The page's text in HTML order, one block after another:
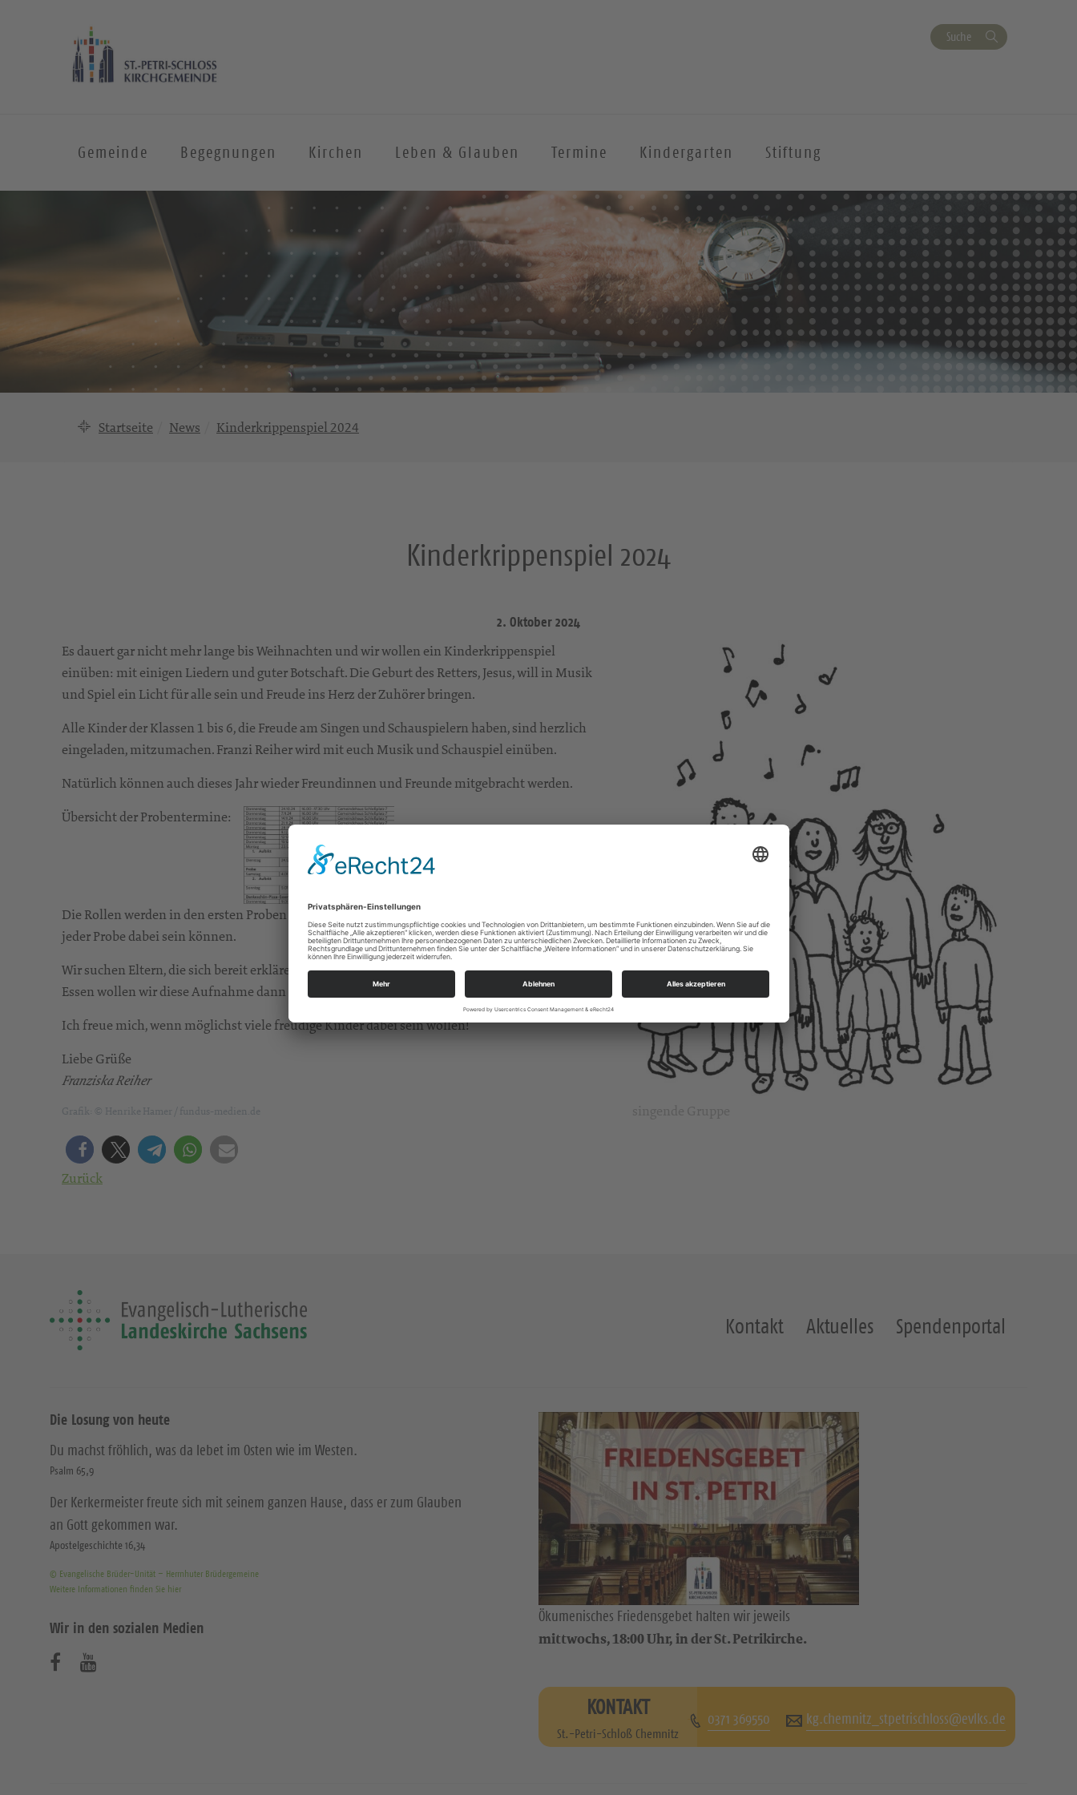
Suche
Gemeinde Begegnungen Kirchen Leben & Glauben Termine Kindergarten Stiftung
Startseite News Kinderkrippenspiel 2024
Kinderkrippenspiel 2024
2. Oktober 2024
Es dauert gar nicht mehr lange bis Weihnachten und wir wollen ein Kinderkrippenspiel
einüben: mit einigen Liedern und guter Botschaft. Die Geburt des Retters, Jesus, will in Musik
und Spiel ein Licht für alle sein und Freude ins Herz der Zuhörer bringen.
Alle Kinder der Klassen 1 bis 6, die Freude am Singen und Schauspielern haben, sind herzlich
eingeladen, mitzumachen. Franzi Reiher wird mit euch Musik und Schauspiel einüben.
Natürlich können auch dieses Jahr wieder Freundinnen und Freunde mitgebracht werden.
Übersicht der Probentermine:
Die Rollen werden in den ersten Proben verteilt. Es ist wichtig, dass die Kinder möglichst bei
jeder Probe dabei sein können.
Wir suchen Eltern, die sich bereit erklären, die Aufführung zu filmen. Zum Dankeschön-Pizza-
Essen wollen wir diese Aufnahme dann gemeinsam mit den Kindern ansehen.
Ich freue mich, wenn möglichst viele freudige Kinder dabei sein wollen!
Liebe Grüße
Franziska Reiher
Grafik: © Henrike Hamer / fundus-medien.de
Zurück
Kontakt Aktuelles Spendenportal
Die Losung von heute
Du machst fröhlich, was da lebet im Osten wie im Westen.
Psalm 65,9
Der Kerkermeister freute sich mit seinem ganzen Hause, dass er zum Glauben
an Gott gekommen war.
Apostelgeschichte 16,34
© Evangelische Brüder-Unität – Herrnhuter Brüdergemeine
Weitere Informationen finden Sie hier
Wir in den sozialen Medien
Ökumenisches Friedensgebet halten wir jeweils
mittwochs, 18:00 Uhr, in der St. Petrikirche.
KONTAKT
St.-Petri-Schloß Chemnitz
0371 369550 kg.chemnitz_stpetrischloss@evlks.de